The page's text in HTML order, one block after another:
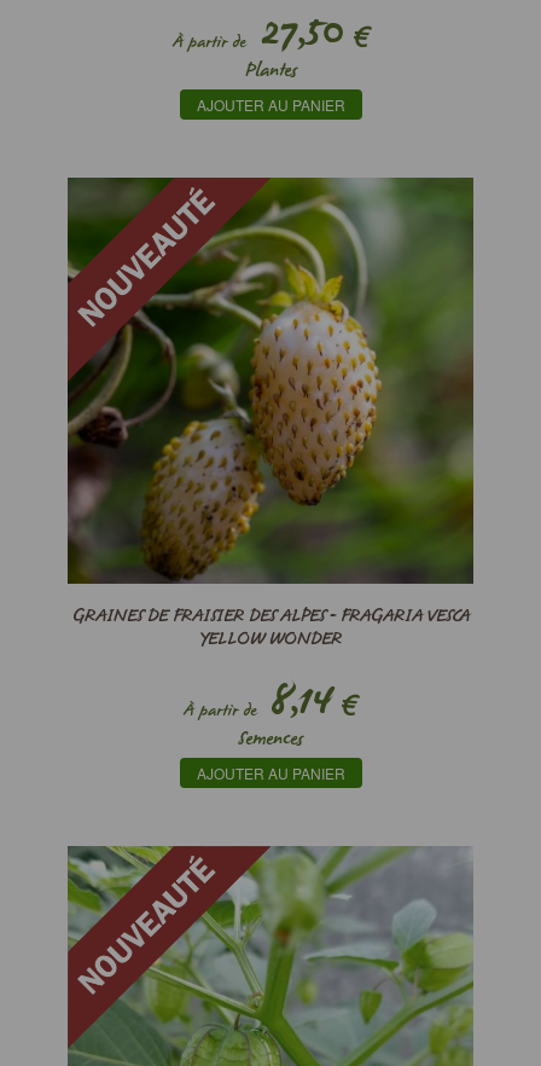
À partir de27,50 €
Plantes
AJOUTER AU PANIER
GRAINES DE FRAISIER DES ALPES - FRAGARIA VESCA
YELLOW WONDER
À partir de8,14€
Semences
AJOUTER AU PANIER